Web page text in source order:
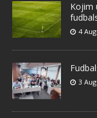
Kojim
4
3